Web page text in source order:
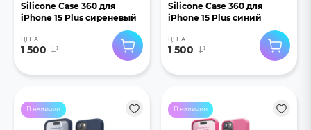
Silicone Case 360 для
iPhone 15 Plus сиреневый
ЦЕНА
1 500 ₽
Silicone Case 360 для
iPhone 15 Plus синий
ЦЕНА
1 500 ₽
В наличии В наличии